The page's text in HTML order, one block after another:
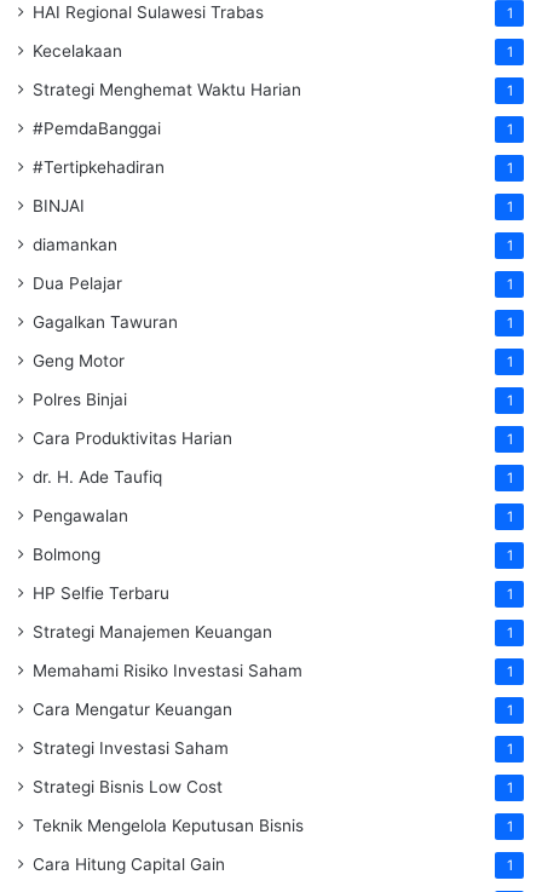
HAI Regional Sulawesi Trabas 1
Kecelakaan 1
Strategi Menghemat Waktu Harian 1
#PemdaBanggai 1
#Tertipkehadiran 1
BINJAI 1
diamankan 1
Dua Pelajar 1
Gagalkan Tawuran 1
Geng Motor 1
Polres Binjai 1
Cara Produktivitas Harian 1
dr. H. Ade Taufiq 1
Pengawalan 1
Bolmong 1
HP Selfie Terbaru 1
Strategi Manajemen Keuangan 1
Memahami Risiko Investasi Saham 1
Cara Mengatur Keuangan 1
Strategi Investasi Saham 1
Strategi Bisnis Low Cost 1
Teknik Mengelola Keputusan Bisnis 1
Cara Hitung Capital Gain 1